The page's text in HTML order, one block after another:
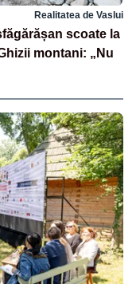
Realitatea de Vaslui
scoate la
montani: „Nu